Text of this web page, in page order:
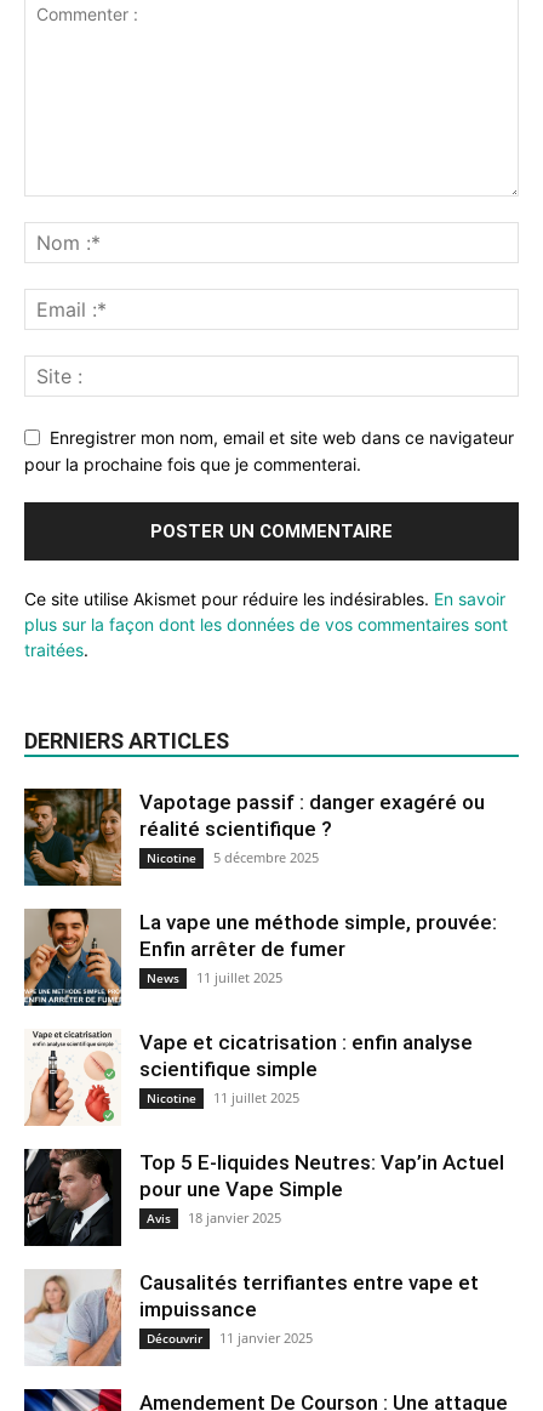
Enregistrer mon nom, email et site web dans ce navigateur
pour la prochaine fois que je commenterai.
Ce site utilise Akismet pour réduire les indésirables. En savoir
plus sur la façon dont les données de vos commentaires sont
traitées.
DERNIERS ARTICLES
Vapotage passif : danger exagéré ou
réalité scientifique ?
Nicotine 5 décembre 2025
La vape une méthode simple, prouvée:
Enfin arrêter de fumer
News 11 juillet 2025
Vape et cicatrisation : enfin analyse
scientifique simple
Nicotine 11 juillet 2025
Top 5 E-liquides Neutres: Vap’in Actuel
pour une Vape Simple
Avis 18 janvier 2025
Causalités terrifiantes entre vape et
impuissance
Découvrir 11 janvier 2025
Amendement De Courson : Une attaque